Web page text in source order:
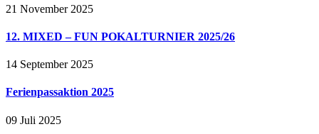
21 November 2025
12. MIXED – FUN POKALTURNIER 2025/26
14 September 2025
Ferienpassaktion 2025
09 Juli 2025